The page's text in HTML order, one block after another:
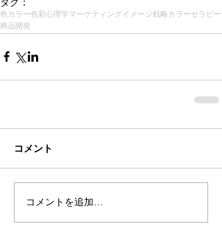
色カラー色彩心理学マーケティングイメージ戦略 カラーセラピー
商品開発
コメント
コメントを追加…